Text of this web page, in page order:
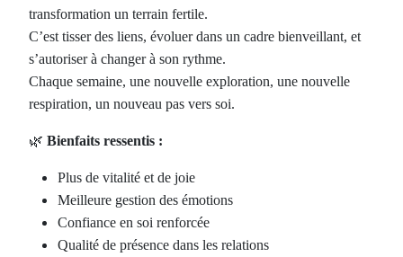
transformation un terrain fertile.
C’est tisser des liens, évoluer dans un cadre bienveillant, et
s’autoriser à changer à son rythme.
Chaque semaine, une nouvelle exploration, une nouvelle
respiration, un nouveau pas vers soi.
🌿 Bienfaits ressentis :
Plus de vitalité et de joie
Meilleure gestion des émotions
Confiance en soi renforcée
Qualité de présence dans les relations